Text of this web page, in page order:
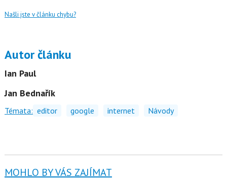
Našli jste v článku chybu?
Autor článku
Ian Paul
Jan Bednařík
Témata: editor google internet Návody
MOHLO BY VÁS ZAJÍMAT